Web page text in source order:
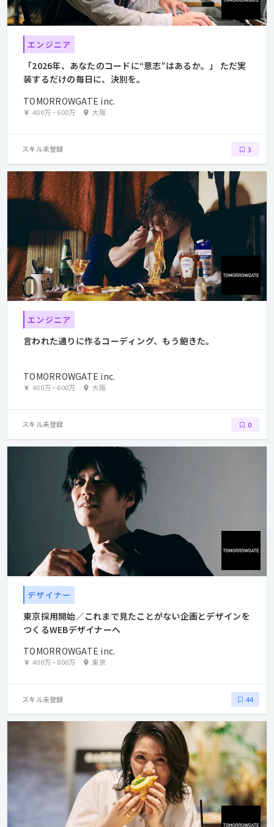
エンジニア
「2026年、あなたのコードに“意志”はあるか。」 ただ実
装するだけの毎日に、決別を。
TOMORROWGATE inc.
400万~600万 大阪
スキル未登録 3
エンジニア
言われた通りに作るコーディング、もう飽きた。
TOMORROWGATE inc.
400万~600万 大阪
スキル未登録 0
デザイナー
東京採用開始／これまで見たことがない企画とデザインを
つくるWEBデザイナーへ
TOMORROWGATE inc.
400万~800万 東京
スキル未登録 44